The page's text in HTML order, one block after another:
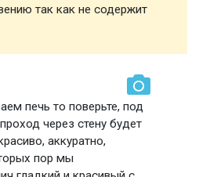
так как не содержит
печь то поверьте, под
через стену будет
аккуратно,
пор мы